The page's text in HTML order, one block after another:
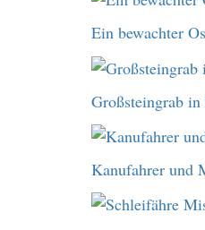
Ein bewachter
Großsteingrab
Kanufahrer und